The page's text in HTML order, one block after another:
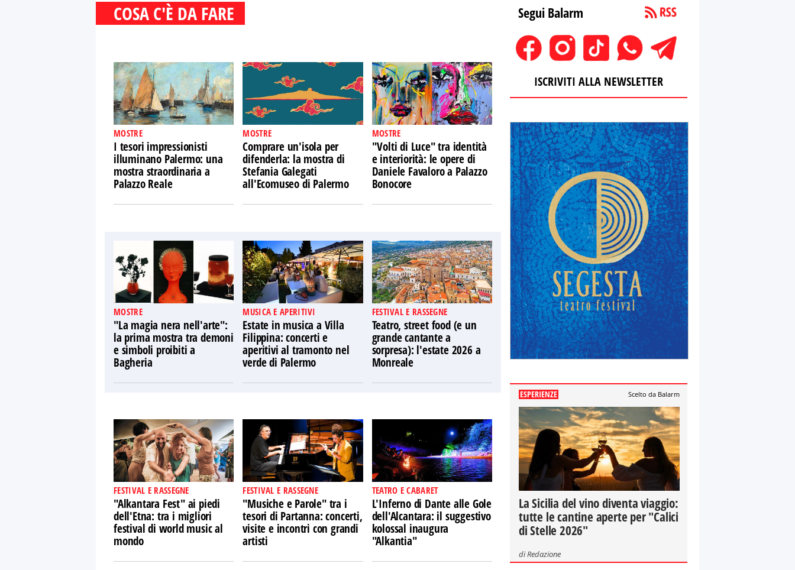
COSA C'È DA FARE
MOSTRE
I tesori impressionisti
illuminano Palermo: una
mostra straordinaria a
Palazzo Reale
MOSTRE
Comprare un'isola per
difenderla: la mostra di
Stefania Galegati
all'Ecomuseo di Palermo
MOSTRE
"Volti di Luce" tra identità
e interiorità: le opere di
Daniele Favaloro a Palazzo
Bonocore
MOSTRE
"La magia nera nell'arte":
la prima mostra tra demoni
e simboli proibiti a
Bagheria
MUSICA E APERITIVI
Estate in musica a Villa
Filippina: concerti e
aperitivi al tramonto nel
verde di Palermo
FESTIVAL E RASSEGNE
Teatro, street food (e un
grande cantante a
sorpresa): l'estate 2026 a
Monreale
FESTIVAL E RASSEGNE
"Alkantara Fest" ai piedi
dell'Etna: tra i migliori
festival di world music al
mondo
FESTIVAL E RASSEGNE
"Musiche e Parole" tra i
tesori di Partanna: concerti,
visite e incontri con grandi
artisti
TEATRO E CABARET
L'Inferno di Dante alle Gole
dell'Alcantara: il suggestivo
kolossal inaugura
"Alkantia"
Segui Balarm
ISCRIVITI ALLA NEWSLETTER
ESPERIENZE Scelto da Balarm
La Sicilia del vino diventa viaggio:
tutte le cantine aperte per "Calici
di Stelle 2026"
diRedazione